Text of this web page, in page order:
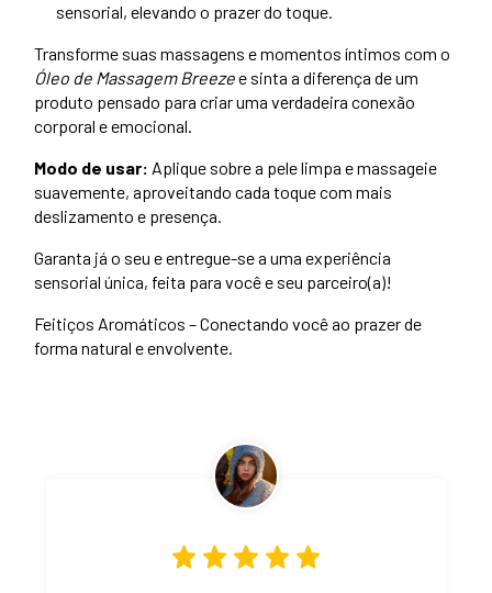
sensorial, elevando o prazer do toque.
Transforme suas massagens e momentos íntimos com o
Óleo de Massagem Breezee sinta a diferença de um
produto pensado para criar uma verdadeira conexão
corporal e emocional.
Modo de usar: Aplique sobre a pele limpa e massageie
suavemente, aproveitando cada toque com mais
deslizamento e presença.
Garanta já o seu e entregue-se a uma experiência
sensorial única, feita para você e seu parceiro(a)!
Feitiços Aromáticos – Conectando você ao prazer de
forma natural e envolvente.